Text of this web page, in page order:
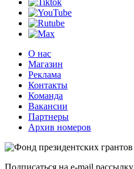
О нас
Магазин
Реклама
Контакты
Команда
Вакансии
Партнеры
Архив номеров